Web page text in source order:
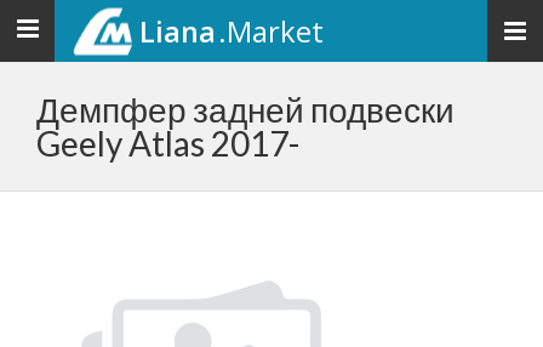
Toggle
navigation
Liana.Market
Демпфер задней подвески
Geely Atlas 2017-